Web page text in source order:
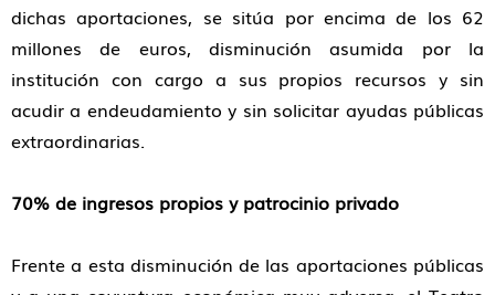
dichas aportaciones, se sitúa por encima de los 62
millones de euros, disminución asumida por la
institución con cargo a sus propios recursos y sin
acudir a endeudamiento y sin solicitar ayudas públicas
extraordinarias.
70% de ingresos propios y patrocinio privado
Frente a esta disminución de las aportaciones públicas